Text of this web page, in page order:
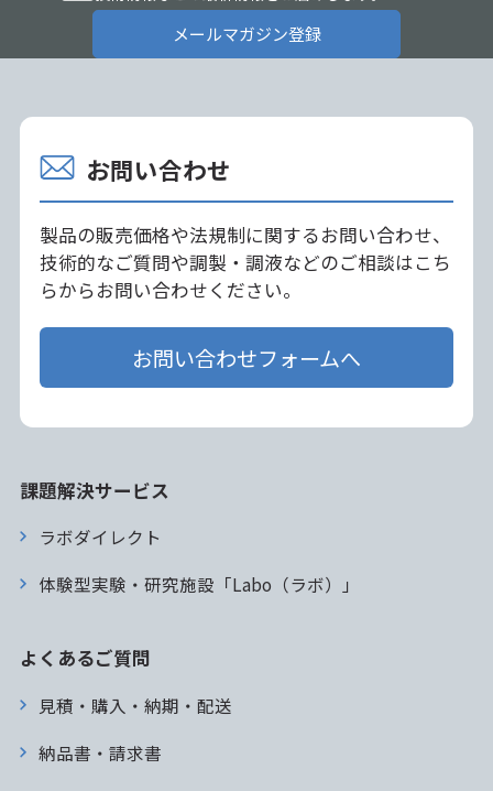
メールマガジン登録
お問い合わせ
製品の販売価格や法規制に関するお問い合わせ、
技術的なご質問や調製・調液などのご相談はこち
らからお問い合わせください。
お問い合わせフォームへ
課題解決サービス
ラボダイレクト
体験型実験・研究施設「Labo（ラボ）」
よくあるご質問
見積・購入・納期・配送
納品書・請求書